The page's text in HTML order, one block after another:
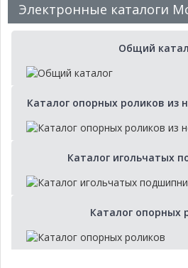
Электронные каталоги
Общий
Каталог опорных роликов из
Каталог игольчатых
Каталог опорных